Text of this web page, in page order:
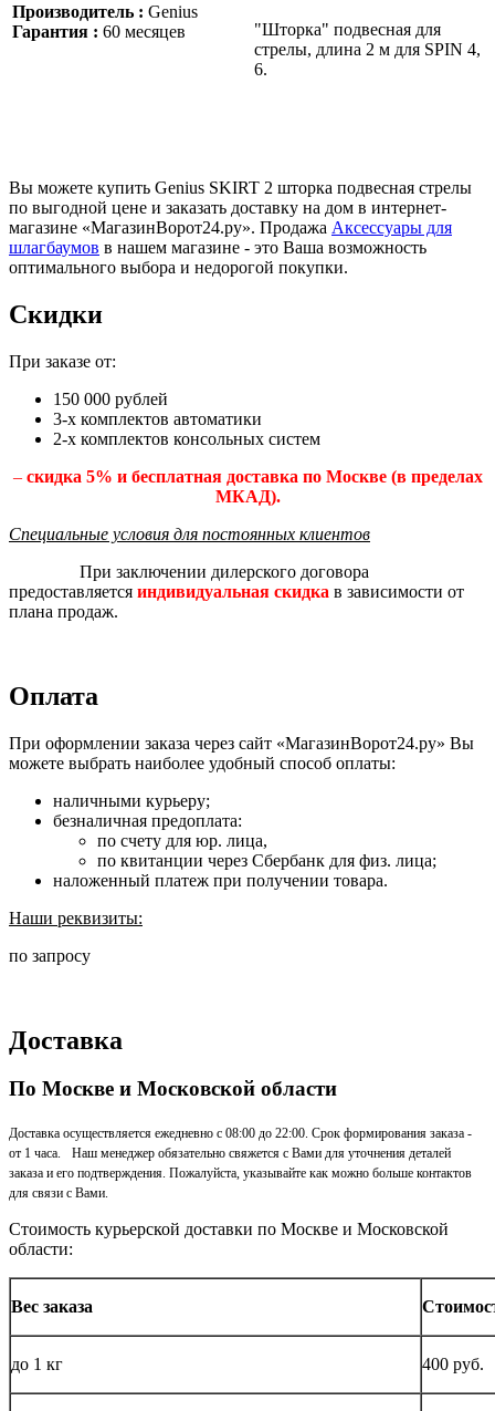
Производитель : Genius
Гарантия : 60 месяцев
"Шторка" подвесная для
стрелы, длина 2 м для SPIN 4,
6.
Вы можете купить Genius SKIRT 2 шторка подвесная стрелы
по выгодной цене и заказать доставку на дом в интернет-
магазине «МагазинВорот24.ру». Продажа Аксессуары для
шлагбаумов в нашем магазине - это Ваша возможность
оптимального выбора и недорогой покупки.
Скидки
При заказе от:
150 000 рублей
3-х комплектов автоматики
2-х комплектов консольных систем
– скидка 5% и бесплатная доставка по Москве (в пределах
МКАД).
Специальные условия для постоянных клиентов
При заключении дилерского договора
предоставляется индивидуальная скидка в зависимости от
плана продаж.
Оплата
При оформлении заказа через сайт «МагазинВорот24.ру» Вы
можете выбрать наиболее удобный способ оплаты:
наличными курьеру;
безналичная предоплата:
по счету для юр. лица,
по квитанции через Сбербанк для физ. лица;
наложенный платеж при получении товара.
Наши реквизиты:
по запросу
Доставка
По Москве и Московской области
Доставка осуществляется ежедневно с 08:00 до 22:00. Срок формирования заказа -
от 1 часа. Наш менеджер обязательно свяжется с Вами для уточнения деталей
заказа и его подтверждения. Пожалуйста, указывайте как можно больше контактов
для связи с Вами.
Стоимость курьерской доставки по Москве и Московской
области:
Вес заказа
до 1 кг 400 руб.